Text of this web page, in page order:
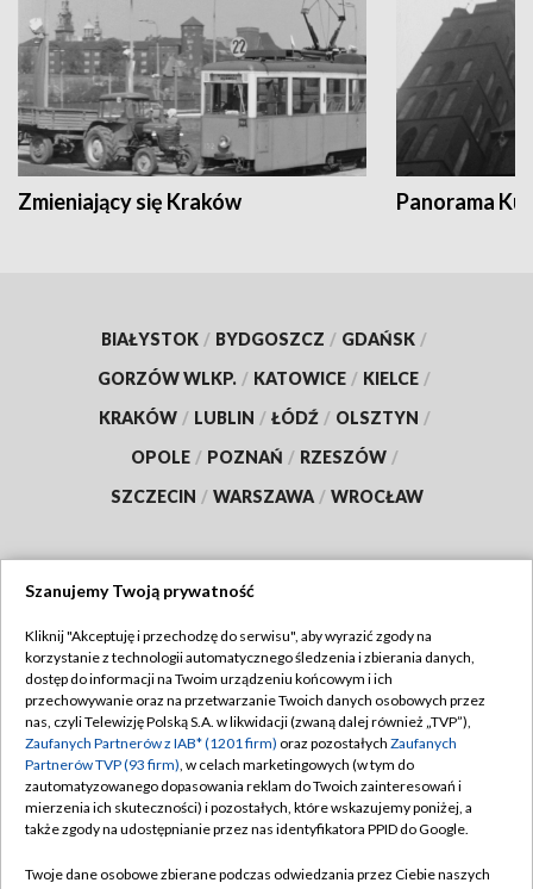
Zmieniający się Kraków Panorama
BIAŁYSTOK / BYDGOSZCZ / GDAŃSK /
GORZÓW WLKP. / KATOWICE / KIELCE /
KRAKÓW / LUBLIN / ŁÓDŹ / OLSZTYN /
OPOLE / POZNAŃ / RZESZÓW /
SZCZECIN / WARSZAWA / WROCŁAW
TVP
Abonament TVP
Emisja w TVP
Centrum informacji TVP
Naziemna Telewizja Cyfrowa
Regulamin TVP
Polityka prywatności
Moje zgody
Pomoc
Szanujemy Twoją prywatność
Kliknij "Akceptuję i przechodzę do serwisu", aby wyrazić zgody na
korzystanie z technologii automatycznego śledzenia i zbierania danych,
dostęp do informacji na Twoim urządzeniu końcowym i ich
przechowywanie oraz na przetwarzanie Twoich danych osobowych przez
nas, czyli Telewizję Polską S.A. w likwidacji (zwaną dalej również „TVP”),
Zaufanych Partnerów z IAB* (1201 firm) oraz pozostałych Zaufanych
Partnerów TVP (93 firm), w celach marketingowych (w tym do
zautomatyzowanego dopasowania reklam do Twoich zainteresowań i
mierzenia ich skuteczności) i pozostałych, które wskazujemy poniżej, a
także zgody na udostępnianie przez nas identyfikatora PPID do Google.
Twoje dane osobowe zbierane podczas odwiedzania przez Ciebie naszych